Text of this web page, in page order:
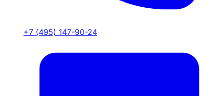
+7 (495) 147-90-24